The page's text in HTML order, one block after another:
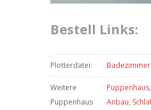
Bestell Links:
Plotterdatei:
Weitere
Puppenhaus
Puppenhaus,
Anbau,